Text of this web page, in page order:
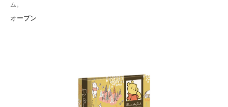
ム。
オープン